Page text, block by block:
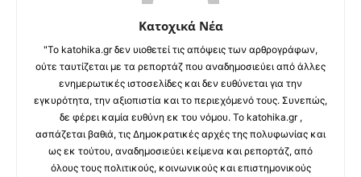
Κατοχικά Νέα
"Το katohika.gr δεν υιοθετεί τις απόψεις των αρθρογράφων,
ούτε ταυτίζεται με τα ρεπορτάζ που αναδημοσιεύει από άλλες
ενημερωτικές ιστοσελίδες και δεν ευθύνεται για την
εγκυρότητα, την αξιοπιστία και το περιεχόμενό τους. Συνεπώς,
δε φέρει καμία ευθύνη εκ του νόμου. Το katohika.gr ,
ασπάζεται βαθιά, τις Δημοκρατικές αρχές της πολυφωνίας και
ως εκ τούτου, αναδημοσιεύει κείμενα και ρεπορτάζ, από
όλους τους πολιτικούς, κοινωνικούς και επιστημονικούς